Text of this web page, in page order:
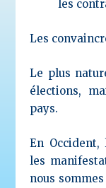
les
Les
Le plus
élections,
pays.
En Occident,
les
nous